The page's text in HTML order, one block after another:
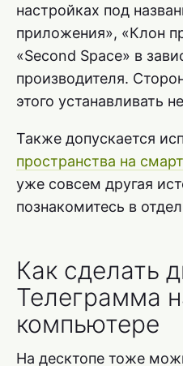
настройках под
приложения», «Клон
«Second Space» в
производителя.
этого устанавливать
Также допускается
пространства на
уже совсем другая
познакомитесь в
Как сделать
Телеграмма
компьютере
На десктопе тоже